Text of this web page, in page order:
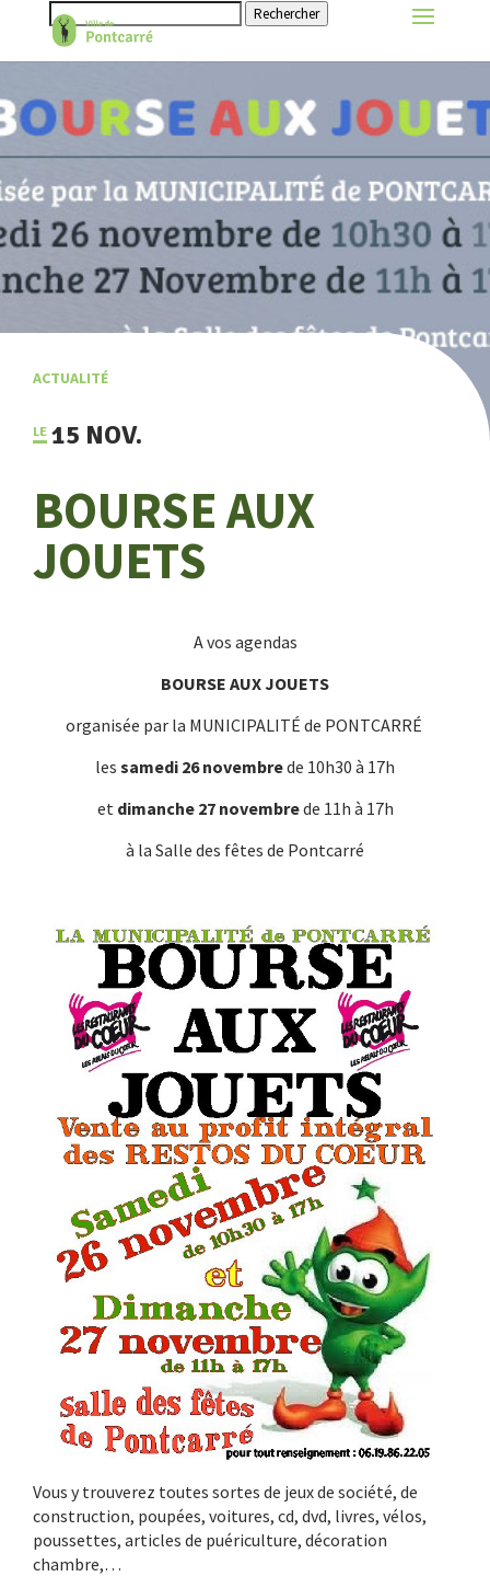
Rechercher
ACTUALITÉ
15 NOV.
BOURSE AUX
JOUETS
A vos agendas
BOURSE AUX JOUETS
organisée par la MUNICIPALITÉ de PONTCARRÉ
les samedi 26 novembrede 10h30 à 17h
et dimanche 27 novembrede 11h à 17h
à la Salle des fêtes de Pontcarré
Vous y trouverez toutes sortes de jeux de société, de
construction, poupées, voitures, cd, dvd, livres, vélos,
poussettes, articles de puériculture, décoration
chambre,…